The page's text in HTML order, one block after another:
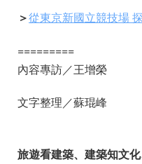
＞從東京新國立競技場
=========
內容專訪／王增榮
文字整理／蘇琨峰
旅遊看建築、建築知文